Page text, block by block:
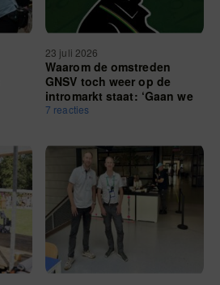
23 juli 2026
Waarom de omstreden
GNSV toch weer op de
intromarkt staat: ‘Gaan we
onze eerstejaars
7 reacties